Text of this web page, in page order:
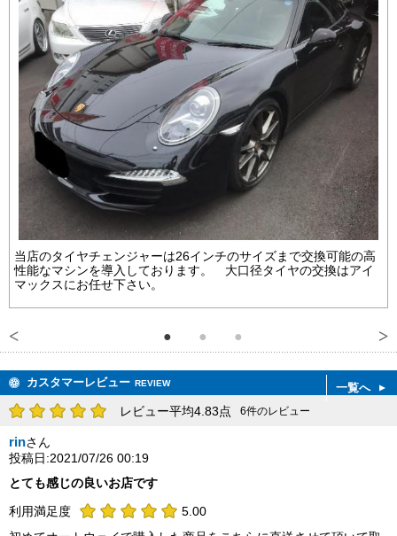
当店のタイヤチェンジャーは26インチのサイズまで交換可能の高
性能なマシンを導入しております。 大口径タイヤの交換はアイ
マックスにお任せ下さい。
カスタマーレビュー REVIEW 一覧へ
レビュー平均4.83点 6件のレビュー
rinさん
投稿日:2021/07/26 00:19
とても感じの良いお店です
利用満足度
5.00